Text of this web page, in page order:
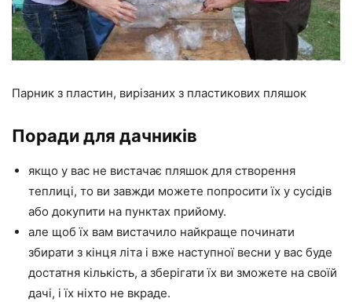
Парник з пластин, вирізаних з пластикових пляшок
Поради для дачників
якщо у вас не вистачає пляшок для створення
теплиці, то ви завжди можете попросити їх у сусідів
або докупити на пунктах прийому.
але щоб їх вам вистачило найкраще починати
збирати з кінця літа і вже наступної весни у вас буде
достатня кількість, а зберігати їх ви зможете на своїй
дачі, і їх ніхто не вкраде.